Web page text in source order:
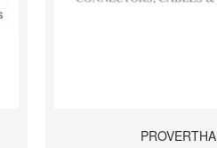
PROVERTHA